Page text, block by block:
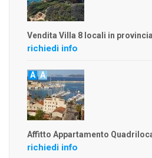
Vendita Villa 8 locali in
richiedi info
A A
Affitto Appartamento
richiedi info